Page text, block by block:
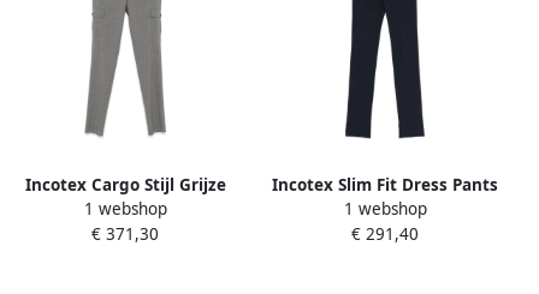
Incotex Cargo Stijl Grijze
Broek Gray Heren
1 webshop
€ 371,30
Incotex Slim Fit Dress Pants
Zwart Blue Heren
1 webshop
€ 291,40